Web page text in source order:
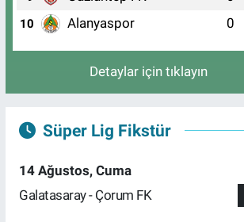
10 Alanyaspor 0
Detaylar için tıklayın
Süper Lig Fikstür
14 Ağustos, Cuma
Galatasaray - Çorum FK